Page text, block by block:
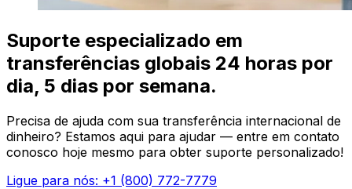
Suporte especializado em
transferências globais 24 horas por
dia, 5 dias por semana.
Precisa de ajuda com sua transferência internacional de
dinheiro? Estamos aqui para ajudar — entre em contato
conosco hoje mesmo para obter suporte personalizado!
Ligue para nós: +1 (800) 772-7779